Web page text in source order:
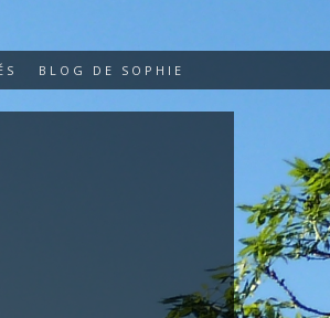
BLOG DE SOPHIE